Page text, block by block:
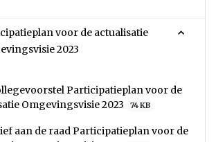
voor de actualisatie
2023
Participatieplan voor de
Omgevingsvisie 2023
74 KB
aan de raad Participatieplan voor de